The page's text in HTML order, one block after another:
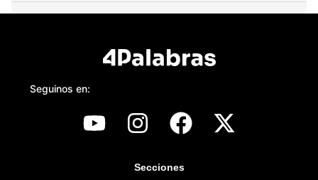
Seguinos en:
Secciones